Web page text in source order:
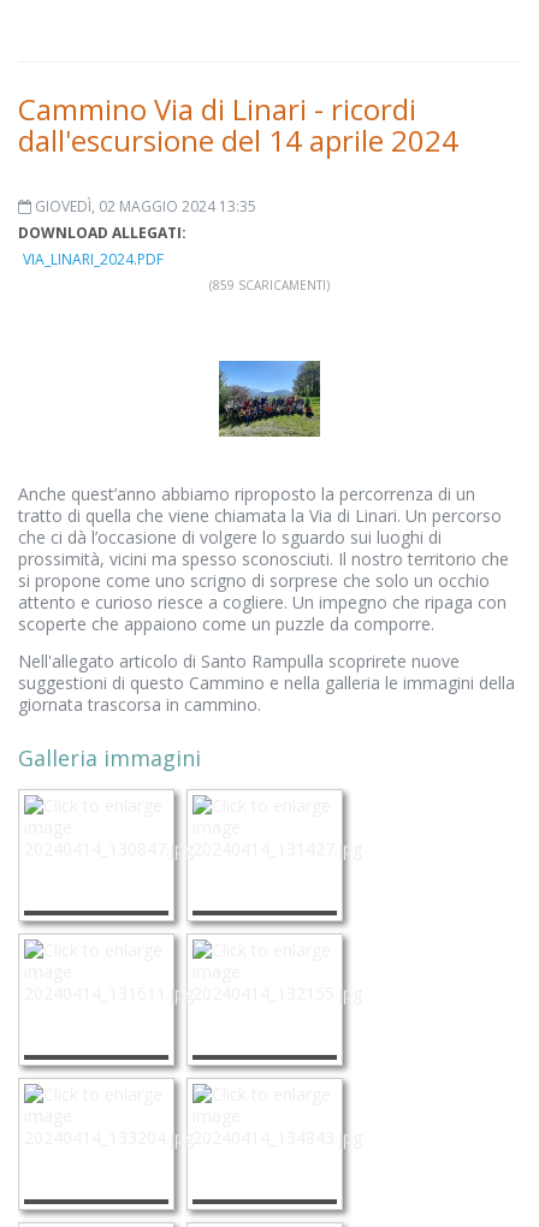
Cammino Via di Linari - ricordi
dall'escursione del 14 aprile 2024
GIOVEDÌ, 02 MAGGIO 2024 13:35
DOWNLOAD ALLEGATI:
VIA_LINARI_2024.PDF
(859 SCARICAMENTI)
Anche quest’anno abbiamo riproposto la percorrenza di un
tratto di quella che viene chiamata la Via di Linari. Un percorso
che ci dà l’occasione di volgere lo sguardo sui luoghi di
prossimità, vicini ma spesso sconosciuti. Il nostro territorio che
si propone come uno scrigno di sorprese che solo un occhio
attento e curioso riesce a cogliere. Un impegno che ripaga con
scoperte che appaiono come un puzzle da comporre.
Nell'allegato articolo di Santo Rampulla scoprirete nuove
suggestioni di questo Cammino e nella galleria le immagini della
giornata trascorsa in cammino.
Galleria immagini